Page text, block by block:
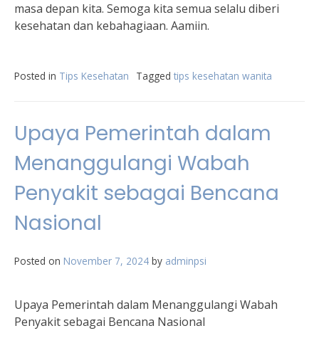
masa depan kita. Semoga kita semua selalu diberi
kesehatan dan kebahagiaan. Aamiin.
Posted in Tips Kesehatan Tagged tips kesehatan wanita
Upaya Pemerintah dalam
Menanggulangi Wabah
Penyakit sebagai Bencana
Nasional
Posted on November 7, 2024 by adminpsi
Upaya Pemerintah dalam Menanggulangi Wabah
Penyakit sebagai Bencana Nasional